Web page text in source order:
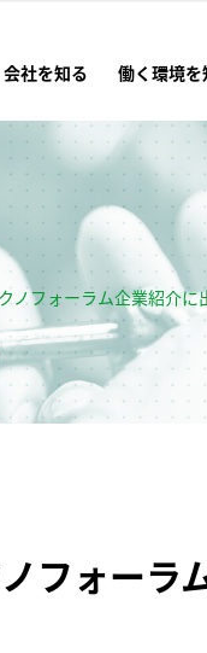
会社を知る 働く環境を
フォーラム企業紹介に
ォーラ